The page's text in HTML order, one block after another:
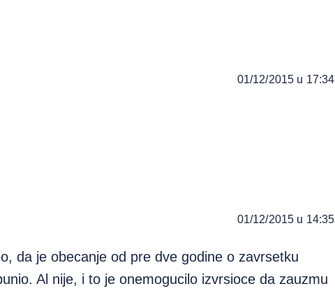
01/12/2015 u 17:34
01/12/2015 u 14:35
da je obecanje od pre dve godine o zavrsetku
Al nije, i to je onemogucilo izvrsioce da zauzmu